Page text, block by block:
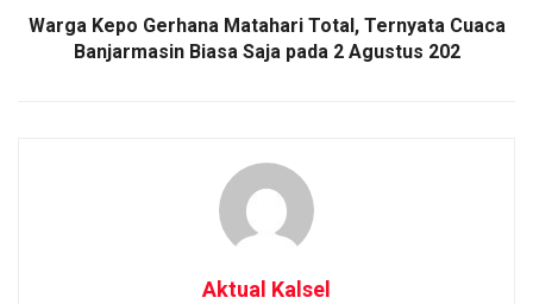
Warga Kepo Gerhana Matahari Total, Ternyata Cuaca
Banjarmasin Biasa Saja pada 2 Agustus 202
Aktual Kalsel